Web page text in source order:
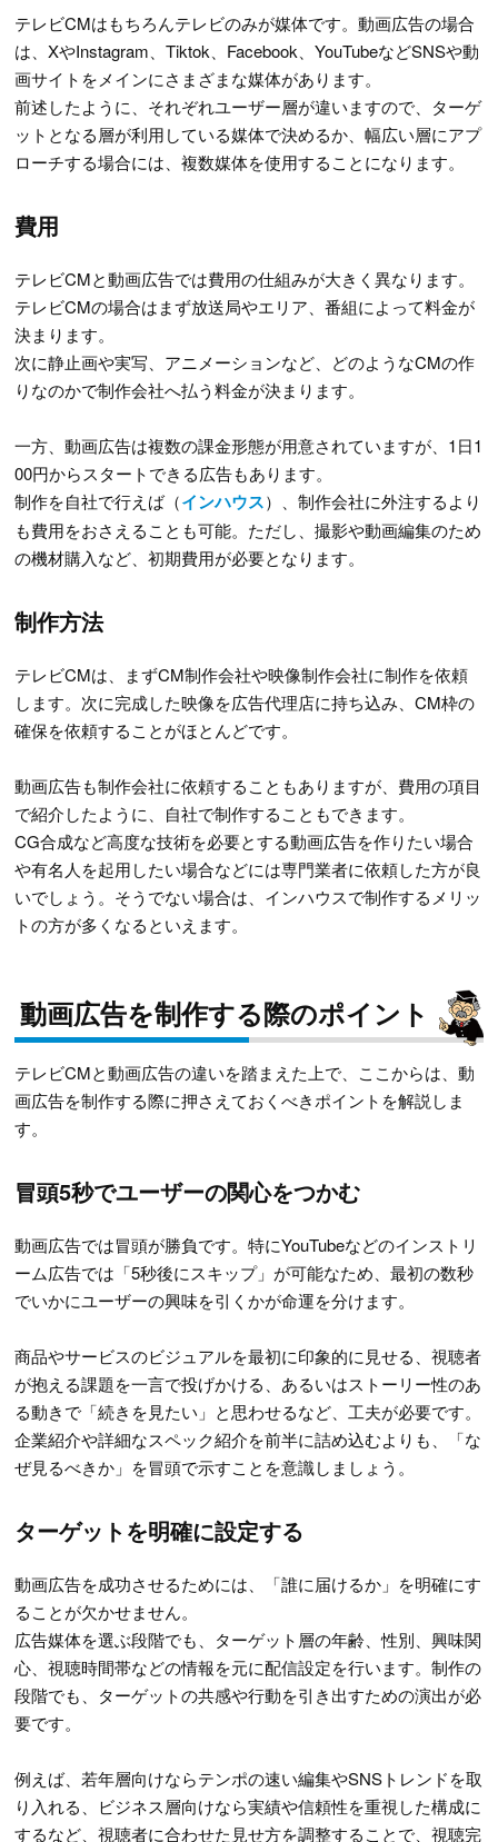
テレビCMはもちろんテレビのみが媒体です。動画広告の場合
は、XやInstagram、Tiktok、Facebook、YouTubeなどSNSや動
画サイトをメインにさまざまな媒体があります。
前述したように、それぞれユーザー層が違いますので、ターゲ
ットとなる層が利用している媒体で決めるか、幅広い層にアプ
ローチする場合には、複数媒体を使用することになります。
費用
テレビCMと動画広告では費用の仕組みが大きく異なります。
テレビCMの場合はまず放送局やエリア、番組によって料金が
決まります。
次に静止画や実写、アニメーションなど、どのようなCMの作
りなのかで制作会社へ払う料金が決まります。
一方、動画広告は複数の課金形態が用意されていますが、1日1
00円からスタートできる広告もあります。
制作を自社で行えば（インハウス）、制作会社に外注するより
も費用をおさえることも可能。ただし、撮影や動画編集のため
の機材購入など、初期費用が必要となります。
制作方法
テレビCMは、まずCM制作会社や映像制作会社に制作を依頼
します。次に完成した映像を広告代理店に持ち込み、CM枠の
確保を依頼することがほとんどです。
動画広告も制作会社に依頼することもありますが、費用の項目
で紹介したように、自社で制作することもできます。
CG合成など高度な技術を必要とする動画広告を作りたい場合
や有名人を起用したい場合などには専門業者に依頼した方が良
いでしょう。そうでない場合は、インハウスで制作するメリッ
トの方が多くなるといえます。
動画広告を制作する際のポイント
テレビCMと動画広告の違いを踏まえた上で、ここからは、動
画広告を制作する際に押さえておくべきポイントを解説しま
す。
冒頭5秒でユーザーの関心をつかむ
動画広告では冒頭が勝負です。特にYouTubeなどのインストリ
ーム広告では「5秒後にスキップ」が可能なため、最初の数秒
でいかにユーザーの興味を引くかが命運を分けます。
商品やサービスのビジュアルを最初に印象的に見せる、視聴者
が抱える課題を一言で投げかける、あるいはストーリー性のあ
る動きで「続きを見たい」と思わせるなど、工夫が必要です。
企業紹介や詳細なスペック紹介を前半に詰め込むよりも、「な
ぜ見るべきか」を冒頭で示すことを意識しましょう。
ターゲットを明確に設定する
動画広告を成功させるためには、「誰に届けるか」を明確にす
ることが欠かせません。
広告媒体を選ぶ段階でも、ターゲット層の年齢、性別、興味関
心、視聴時間帯などの情報を元に配信設定を行います。制作の
段階でも、ターゲットの共感や行動を引き出すための演出が必
要です。
例えば、若年層向けならテンポの速い編集やSNSトレンドを取
り入れる、ビジネス層向けなら実績や信頼性を重視した構成に
するなど、視聴者に合わせた見せ方を調整することで、視聴完